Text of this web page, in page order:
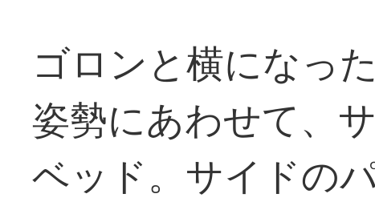
ゴロンと横になっ
姿勢にあわせて、
ベッド。サイドの